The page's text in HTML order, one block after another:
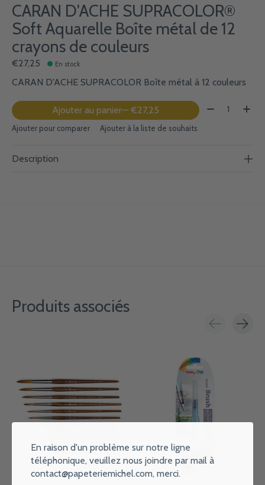
CARAN D'ACHE SUPRACOLOR®
Soft Aquarelle Boîte métal de 12
crayons de couleurs
€27,25 En stock
CARAN D'ACHE SUPRACOLOR Boîte métal à 12 couleurs
Ajouter au panier — €27,25 Quantité:
Ajouter pour comparer Ajouter à la liste de souhaits
Description
Produits associés
En raison d'un problème sur notre ligne
téléphonique, veuillez nous joindre par mail à
contact@papeteriemichel.com, merci.